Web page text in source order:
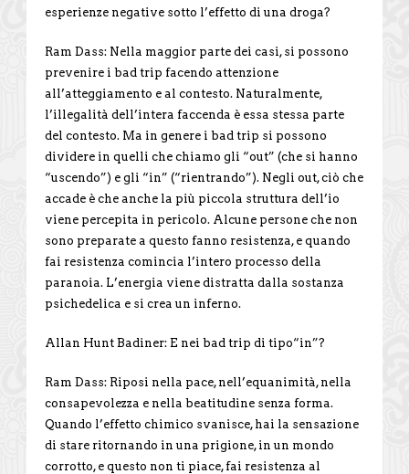
esperienze negative sotto l’effetto di una droga?
Ram Dass: Nella maggior parte dei casi, si possono
prevenire i bad trip facendo attenzione
all’atteggiamento e al contesto. Naturalmente,
l’illegalità dell’intera faccenda è essa stessa parte
del contesto. Ma in genere i bad trip si possono
dividere in quelli che chiamo gli “out” (che si hanno
“uscendo”) e gli “in” (“rientrando”). Negli out, ciò che
accade è che anche la più piccola struttura dell’io
viene percepita in pericolo. Alcune persone che non
sono preparate a questo fanno resistenza, e quando
fai resistenza comincia l’intero processo della
paranoia. L’energia viene distratta dalla sostanza
psichedelica e si crea un inferno.
Allan Hunt Badiner: E nei bad trip di tipo“in”?
Ram Dass: Riposi nella pace, nell’equanimità, nella
consapevolezza e nella beatitudine senza forma.
Quando l’effetto chimico svanisce, hai la sensazione
di stare ritornando in una prigione, in un mondo
corrotto, e questo non ti piace, fai resistenza al